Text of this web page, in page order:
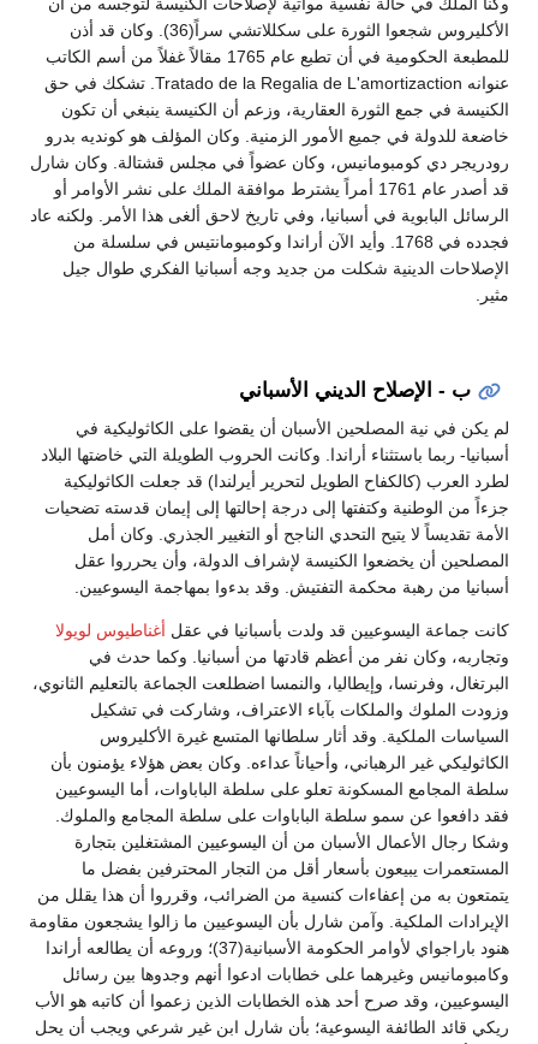
الأكليروس شجعوا الثورة على سكللاتشي سراً(36). وكان قد أذن
للمطبعة الحكومية في أن تطبع عام 1765 مقالاً غفلاً من أسم الكاتب
عنوانه Tratado de la Regalia de L'amortizaction. تشكك في حق
الكنيسة في جمع الثورة العقارية، وزعم أن الكنيسة ينبغي أن تكون
خاضعة للدولة في جميع الأمور الزمنية. وكان المؤلف هو كونديه بدرو
رودريجر دي كومبومانيس، وكان عضواً في مجلس قشتالة. وكان شارل
قد أصدر عام 1761 أمراً يشترط موافقة الملك على نشر الأوامر أو
الرسائل البابوية في أسبانيا، وفي تاريخ لاحق ألغى هذا الأمر. ولكنه عاد
فجدده في 1768. وأيد الآن أراندا وكومبومانتيس في سلسلة من
الإصلاحات الدينية شكلت من جديد وجه أسبانيا الفكري طوال جيل
مثير.
ب - الإصلاح الديني الأسباني
لم يكن في نية المصلحين الأسبان أن يقضوا على الكاثوليكية في
أسبانيا- ربما باستثناء أراندا. وكانت الحروب الطويلة التي خاضتها البلاد
لطرد العرب (كالكفاح الطويل لتحرير أيرلندا) قد جعلت الكاثوليكية
جزءاً من الوطنية وكتفتها إلى درجة إحالتها إلى إيمان قدسته تضحيات
الأمة تقديساً لا يتيح التحدي الناجح أو التغيير الجذري. وكان أمل
المصلحين أن يخضعوا الكنيسة لإشراف الدولة، وأن يحرروا عقل
أسبانيا من رهبة محكمة التفتيش. وقد بدءوا بمهاجمة اليسوعيين.
كانت جماعة اليسوعيين قد ولدت بأسبانيا في عقل أغناطيوس لويولا
وتجاربه، وكان نفر من أعظم قادتها من أسبانيا. وكما حدث في
البرتغال، وفرنسا، وإيطاليا، والنمسا اضطلعت الجماعة بالتعليم الثانوي،
وزودت الملوك والملكات بآباء الاعتراف، وشاركت في تشكيل
السياسات الملكية. وقد أثار سلطانها المتسع غيرة الأكليروس
الكاثوليكي غير الرهباني، وأحياناً عداءه. وكان بعض هؤلاء يؤمنون بأن
سلطة المجامع المسكونة تعلو على سلطة الباباوات، أما اليسوعيين
فقد دافعوا عن سمو سلطة الباباوات على سلطة المجامع والملوك.
وشكا رجال الأعمال الأسبان من أن اليسوعيين المشتغلين بتجارة
المستعمرات يبيعون بأسعار أقل من التجار المحترفين بفضل ما
يتمتعون به من إعفاءات كنسية من الضرائب، وقرروا أن هذا يقلل من
الإيرادات الملكية. وآمن شارل بأن اليسوعيين ما زالوا يشجعون مقاومة
هنود باراجواي لأوامر الحكومة الأسبانية(37)؛ وروعه أن يطالعه أراندا
وكامبومانيس وغيرهما على خطابات ادعوا أنهم وجدوها بين رسائل
اليسوعيين، وقد صرح أحد هذه الخطابات الذين زعموا أن كاتبه هو الأب
ريكي قائد الطائفة اليسوعية؛ بأن شارل ابن غير شرعي ويجب أن يحل